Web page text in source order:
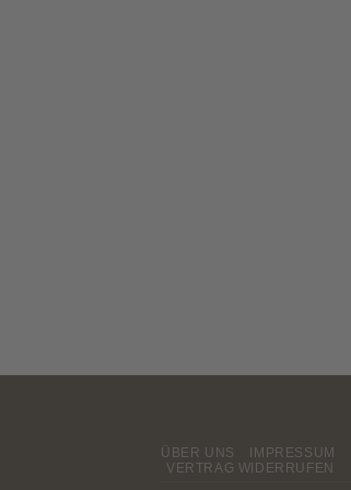
ÜBER UNS IMPRESSUM
VERTRAG WIDERRUFEN